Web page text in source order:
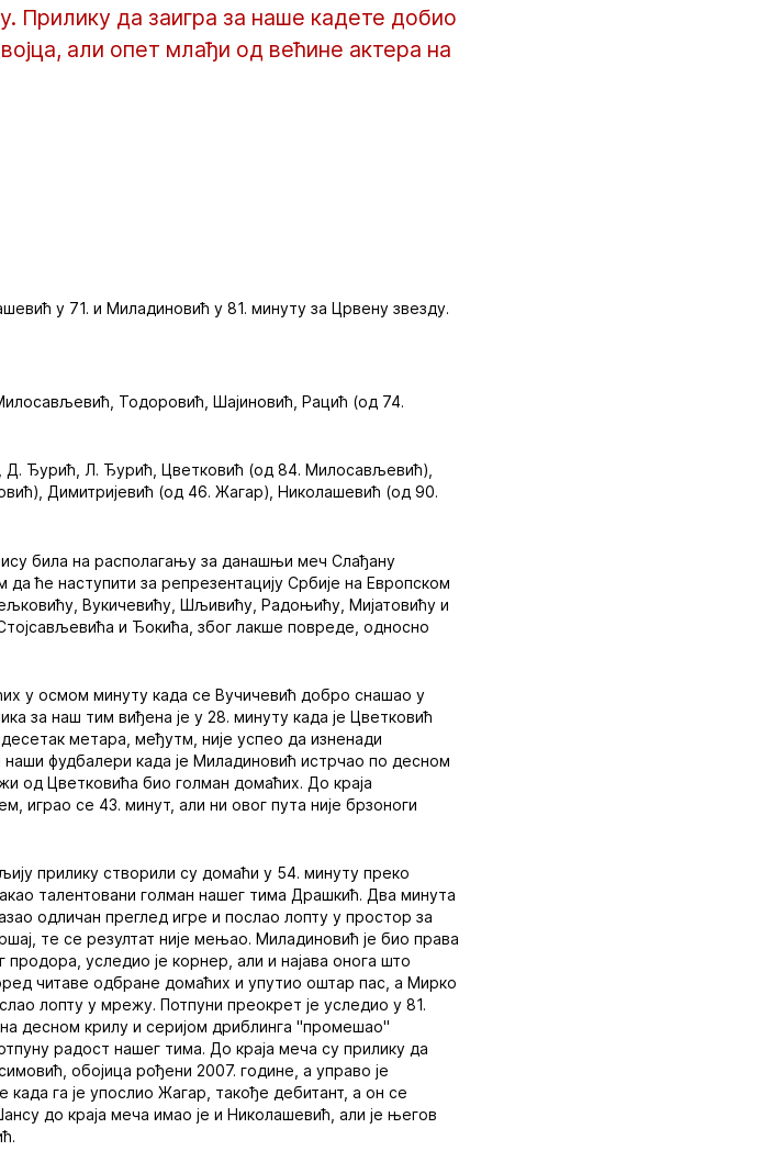
Прилику да заигра за наше кадете добио
али опет млађи од већине актера на
у 71. и Миладиновић у 81. минуту за Црвену звезду.
Тодоровић, Шајиновић, Рацић (од 74.
Д. Ђурић, Л. Ђурић, Цветковић (од 84. Милосављевић),
Димитријевић (од 46. Жагар), Николашевић (од 90.
била на располагању за данашњи меч Слађану
ће наступити за репрезентацију Србије на Европском
Вукичевићу, Шљивићу, Радоњићу, Мијатовићу и
и Ђокића, због лакше повреде, односно
у осмом минуту када се Вучичевић добро снашао у
за наш тим виђена је у 28. минуту када је Цветковић
метара, међутм, није успео да изненади
фудбалери када је Миладиновић истрчао по десном
од Цветковића био голман домаћих. До краја
играо се 43. минут, али ни овог пута није брзоноги
прилику створили су домаћи у 54. минуту преко
талентовани голман нашег тима Драшкић. Два минута
одличан преглед игре и послао лопту у простор за
те се резултат није мењао. Миладиновић је био права
уследио је корнер, али и најава онога што
читаве одбране домаћих и упутио оштар пас, а Мирко
лопту у мрежу. Потпуни преокрет је уследио у 81.
десном крилу и серијом дриблинга "промешао"
радост нашег тима. До краја меча су прилику да
обојица рођени 2007. године, а управо је
га је упослио Жагар, такође дебитант, а он се
до краја меча имао је и Николашевић, али је његов